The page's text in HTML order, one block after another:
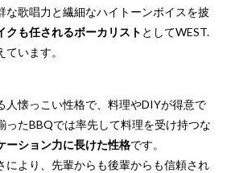
な歌唱力と繊細なハイトーンボイスを披
クも任されるボーカリスト としてWEST.
います。
人懐っこい性格で、料理やDIYが得意で
ったBBQでは率先して料理を受け持つな
ーション力に長けた性格です。
により、先輩からも後輩からも信頼され